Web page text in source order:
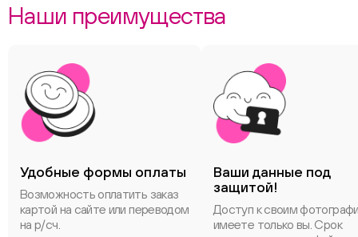
Наши преимущества
Удобные формы оплаты
Возможность оплатить заказ
картой на сайте или переводом
на р/сч.
Ваши данные под
защитой!
Доступ к своим
имеете только вы. Срок